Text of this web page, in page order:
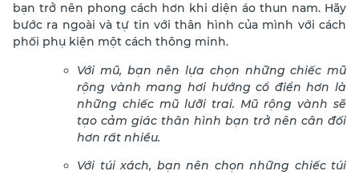
bạn trở nên phong cách hơn khi diện áo thun nam. Hãy
bước ra ngoài và tự tin với thân hình của mình với cách
phối phụ kiện một cách thông minh.
Với mũ, bạn nên lựa chọn những chiếc mũ
rộng vành mang hơi hướng cổ điển hơn là
những chiếc mũ lưỡi trai. Mũ rộng vành sẽ
tạo cảm giác thân hình bạn trở nên cân đối
hơn rất nhiều.
Với túi xách, bạn nên chọn những chiếc túi